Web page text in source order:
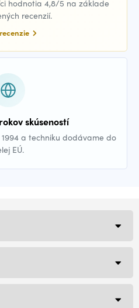
hodnotia 4,8/5 na základe
recenzií.
skúseností
a techniku dodávame do
EÚ.